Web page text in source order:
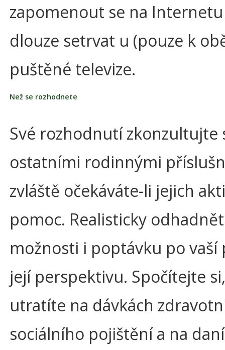
zapomenout se na
dlouze setrvat u (pouze k
puštěné televize.
Než se rozhodnete
Své rozhodnutí zkonzultujte
ostatními rodinnými
zvláště očekáváte-li jejich
pomoc. Realisticky
možnosti i poptávku po vaší
její perspektivu. Spočítejte
utratíte na dávkách
sociálního pojištění a na